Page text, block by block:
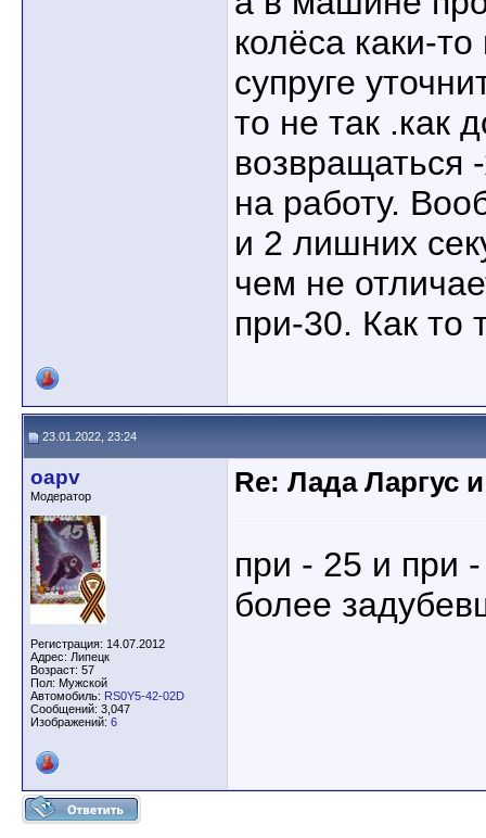
колёса каки-
супруге
то не так .как
возвращаться
на работу.
и 2 лишних
чем не
при-30. Как то
23.01.2022, 23:24
oapv
Модератор
Регистрация: 14.07.2012
Адрес: Липецк
Возраст: 57
Пол: Мужской
Автомобиль: RS0Y5-42-02D
Сообщений: 3,047
Изображений: 6
Re: Лада Ларгус
при - 25 и при
более